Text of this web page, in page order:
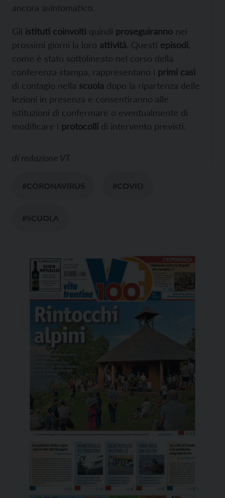
ancora asintomatico.
Gli istituti coinvolti quindi proseguiranno nei
prossimi giorni la loro attività. Questi episodi
come è stato sottolineato nel corso della
conferenza stampa, rappresentano i primi casi
di contagio nella scuola dopo la ripartenza delle
lezioni in presenza e consentiranno alle
istituzioni di confermare o eventualmente di
modificare i protocolli di intervento previsti.
di redazione VT
#CORONAVIRUS #COVID
#SCUOLA